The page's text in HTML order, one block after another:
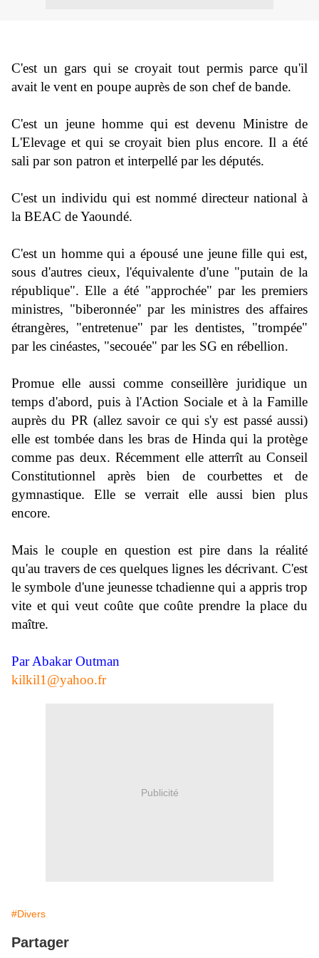
C'est un gars qui se croyait tout permis parce qu'il
avait le vent en poupe auprès de son chef de bande.
C'est un jeune homme qui est devenu Ministre de
L'Elevage et qui se croyait bien plus encore. Il a été
sali par son patron et interpellé par les députés.
C'est un individu qui est nommé directeur national à
la BEAC de Yaoundé.
C'est un homme qui a épousé une jeune fille qui est,
sous d'autres cieux, l'équivalente d'une "putain de la
république". Elle a été "approchée" par les premiers
ministres, "biberonnée" par les ministres des affaires
étrangères, "entretenue" par les dentistes, "trompée"
par les cinéastes, "secouée" par les SG en rébellion.
Promue elle aussi comme conseillère juridique un
temps d'abord, puis à l'Action Sociale et à la Famille
auprès du PR (allez savoir ce qui s'y est passé aussi)
elle est tombée dans les bras de Hinda qui la protège
comme pas deux. Récemment elle atterrît au Conseil
Constitutionnel après bien de courbettes et de
gymnastique. Elle se verrait elle aussi bien plus
encore.
Mais le couple en question est pire dans la réalité
qu'au travers de ces quelques lignes les décrivant. C'est
le symbole d'une jeunesse tchadienne qui a appris trop
vite et qui veut coûte que coûte prendre la place du
maître.
Par Abakar Outman
kilkil1@yahoo.fr
Publicité
#Divers
Partager